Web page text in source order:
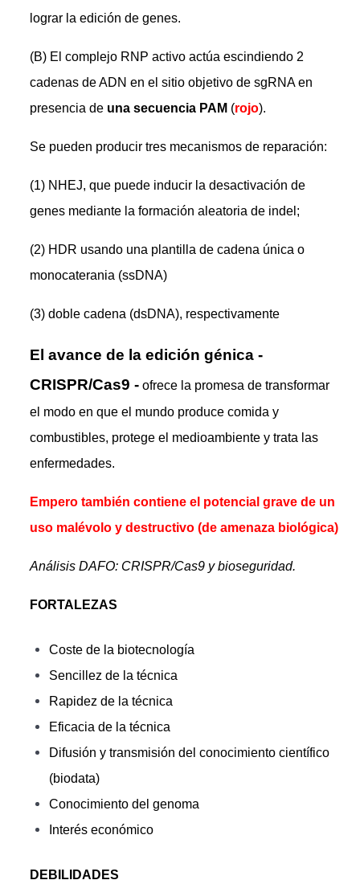
lograr la edición de genes.
(B) El complejo RNP activo actúa escindiendo 2
cadenas de ADN en el sitio objetivo de sgRNA en
presencia de una secuencia PAM (rojo).
Se pueden producir tres mecanismos de reparación:
(1) NHEJ, que puede inducir la desactivación de
genes mediante la formación aleatoria de indel;
(2) HDR usando una plantilla de cadena única o
monocaterania (ssDNA)
(3) doble cadena (dsDNA), respectivamente
El avance de la edición génica -
CRISPR/Cas9 - ofrece la promesa de transformar
el modo en que el mundo produce comida y
combustibles, protege el medioambiente y trata las
enfermedades.
Empero también contiene el potencial grave de un
uso malévolo y destructivo (de amenaza biológica)
Análisis DAFO: CRISPR/Cas9 y bioseguridad.
FORTALEZAS
Coste de la biotecnología
Sencillez de la técnica
Rapidez de la técnica
Eficacia de la técnica
Difusión y transmisión del conocimiento científico
(biodata)
Conocimiento del genoma
Interés económico
DEBILIDADES